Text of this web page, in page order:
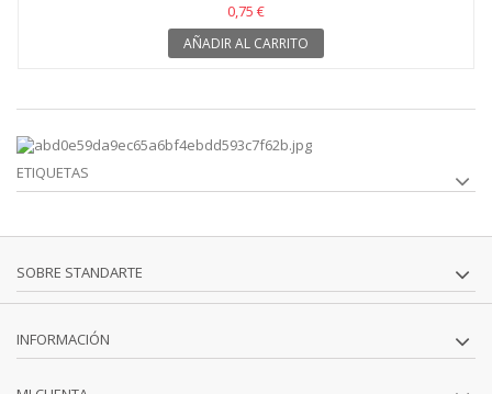
0,75 €
AÑADIR AL CARRITO
ETIQUETAS
SOBRE STANDARTE
INFORMACIÓN